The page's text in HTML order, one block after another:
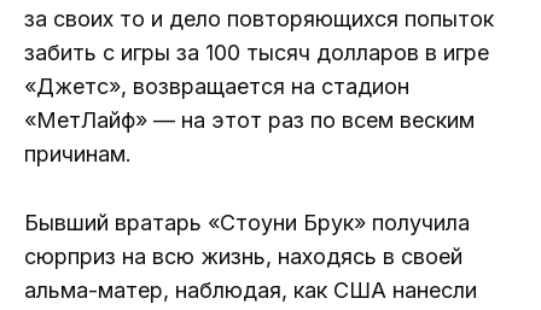
за своих то и дело повторяющихся попыток
забить с игры за 100 тысяч долларов в игре
«Джетс», возвращается на стадион
«МетЛайф» — на этот раз по всем веским
причинам.
Бывший вратарь «Стоуни Брук» получила
сюрприз на всю жизнь, находясь в своей
альма-матер, наблюдая, как США нанесли